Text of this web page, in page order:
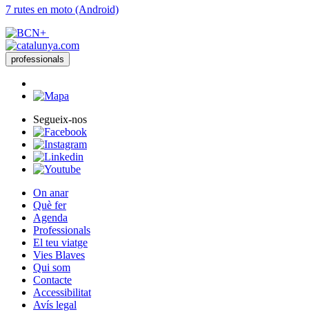
7 rutes en moto (Android)
professionals
Segueix-nos
On anar
Què fer
Agenda
Professionals
El teu viatge
Vies Blaves
Qui som
Contacte
Accessibilitat
Avís legal